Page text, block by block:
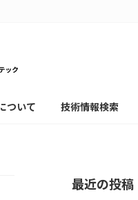
ついて 技術情報検索
最近の投稿